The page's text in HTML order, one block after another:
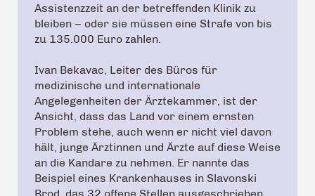
Assistenzzeit an der betreffenden Klinik zu
bleiben – oder sie müssen eine Strafe von bis
zu 135.000 Euro zahlen.
Ivan Bekavac, Leiter des Büros für
medizinische und internationale
Angelegenheiten der Ärztekammer, ist der
Ansicht, dass das Land vor einem ernsten
Problem stehe, auch wenn er nicht viel davon
hält, junge Ärztinnen und Ärzte auf diese Weise
an die Kandare zu nehmen. Er nannte das
Beispiel eines Krankenhauses in Slavonski